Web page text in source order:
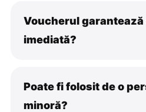
Voucherul garantează
imediată?
Poate fi folosit de o
minoră?